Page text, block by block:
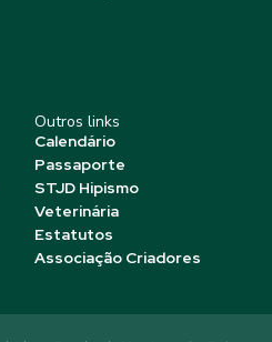
Outros links
Calendário
Passaporte
STJD Hipismo
Veterinária
Estatutos
Associação Criadores